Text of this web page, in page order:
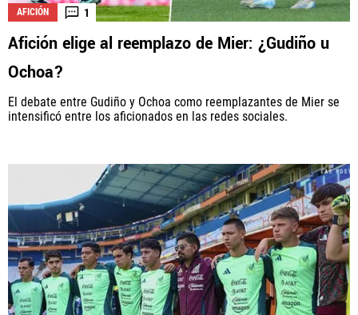
AFICIÓN 1
Afición elige al reemplazo de Mier: ¿Gudiño u
Ochoa?
El debate entre Gudiño y Ochoa como reemplazantes de Mier se
intensificó entre los aficionados en las redes sociales.